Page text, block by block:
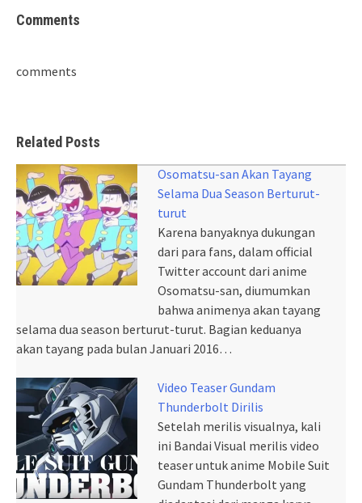
Comments
comments
Related Posts
Osomatsu-san Akan Tayang
Selama Dua Season Berturut-
turut
Karena banyaknya dukungan
dari para fans, dalam official
Twitter account dari anime
Osomatsu-san, diumumkan
bahwa animenya akan tayang
selama dua season berturut-turut. Bagian keduanya
akan tayang pada bulan Januari 2016…
Video Teaser Gundam
Thunderbolt Dirilis
Setelah merilis visualnya, kali
ini Bandai Visual merilis video
teaser untuk anime Mobile Suit
Gundam Thunderbolt yang